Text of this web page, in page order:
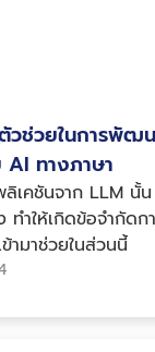
วช่วยในการพัฒ
ทางภาษา
เคชันจาก LLM
ำให้เกิดข้อจำกัดก
ามาช่วยในส่วนนี้